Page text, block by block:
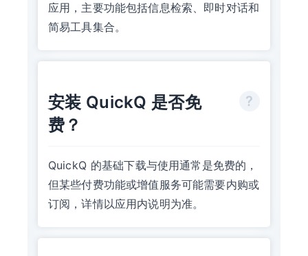
应用，主要功能包括信息检索、即时对话和
简易工具集合。
安装 QuickQ 是否免
费？
QuickQ 的基础下载与使用通常是免费的，
但某些付费功能或增值服务可能需要内购或
订阅，详情以应用内说明为准。